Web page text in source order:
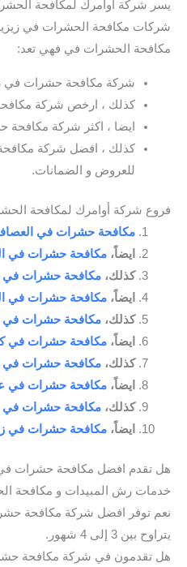
يسر شركة اوامرك لمكافحة
شركات مكافحة الحشرات في
مكافحة الحشرات في فهي تعد:
شركة مكافحة حشرات في
كذلك ، ارخص شركة
ايضا ، اكثر شركة مكافحة
كذلك ، افضل شركة
للعروض و الضمانات.
فروع شركة أوامرك لمكافحة
مكافحة حشرات في
ايضاً، مكافحة حشرات في
كذلك، مكافحة حشرات
ايضاً، مكافحة حشرات في
كذلك، مكافحة حشرات
ايضاً، مكافحة حشرات في
كذلك، مكافحة حشرات في
ايضاً، مكافحة حشرات في
كذلك، مكافحة حشرات في
ايضاً، مكافحة حشرات في
هل تقدم افضل مكافحة حشرات في
خدمات رش المبيدات و مكافحة
نعم توفر افضل شركة مكافحة
يتراوح بين 3 إلى 4 شهور.
هل تقدمون في شركة مكافحة